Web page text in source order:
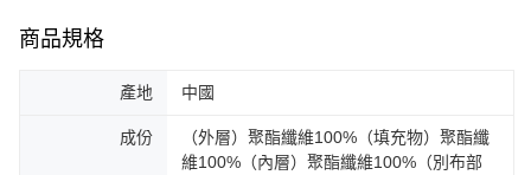
商品規格
產地 中國
成份
（外層）聚酯纖維100%（填充物）聚酯纖
維100%（內層）聚酯纖維100%（別布部